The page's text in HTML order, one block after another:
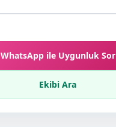
WhatsApp ile Uygunluk Sor
Ekibi Ara